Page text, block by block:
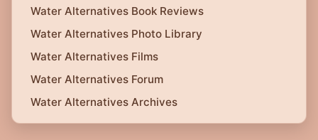
Water Alternatives Book Reviews
Water Alternatives Photo Library
Water Alternatives Films
Water Alternatives Forum
Water Alternatives Archives